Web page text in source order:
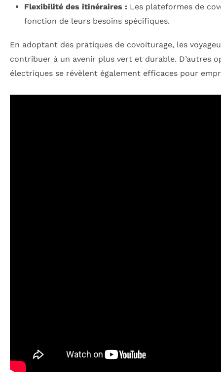
Flexibilité des itinéraires : Les plateformes de
fonction de leurs besoins spécifiques.
En adoptant des pratiques de covoiturage, les
contribuer à un avenir plus vert et durable. D’autres
électriques se révèlent également efficaces pour